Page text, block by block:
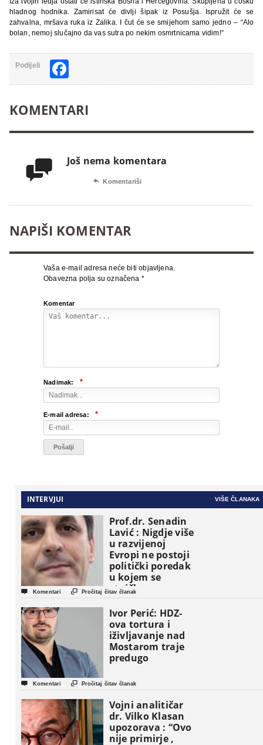
hladnog hodnika. Zamirisat će divlji šipak iz Posušja. Ispružit će se
zahvalna, mršava ruka iz Zalika. I čut će se smijehom samo jedno – “Alo
bolan, nemoj slučajno da vas sutra po nekim osmrtnicama vidim!”
Podijeli
KOMENTARI
 Još nema komentara
 Komentariši
NAPIŠI KOMENTAR
Vaša e-mail adresa neće biti objavljena.
Obavezna polja su označena *
Komentar
Nadimak: *
E-mail adresa: *
INTERVJUI VIŠE ČLANAKA
Prof.dr. Senadin
Lavić : Nigdje više
u razvijenoj
Evropi ne postoji
politički poredak
u kojem se
etničke grupe
pojavljuju kao
osnovne
političke jedinice
 Komentari  Pročitaj čitav članak
Ivor Perić: HDZ-
ova tortura i
iživljavanje nad
Mostarom traje
predugo
 Komentari  Pročitaj čitav članak
Vojni analitičar
dr. Vilko Klasan
upozorava : “Ovo
nije primirje ,